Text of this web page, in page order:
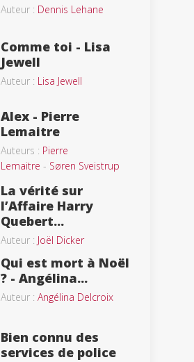
Auteur : Dennis Lehane
Comme toi - Lisa
Jewell
Auteur : Lisa Jewell
Alex - Pierre
Lemaitre
Auteurs : Pierre
Lemaitre - Søren Sveistrup
La vérité sur
l’Affaire Harry
Quebert...
Auteur : Joël Dicker
Qui est mort à Noël
? - Angélina...
Auteur : Angélina Delcroix
Bien connu des
services de police